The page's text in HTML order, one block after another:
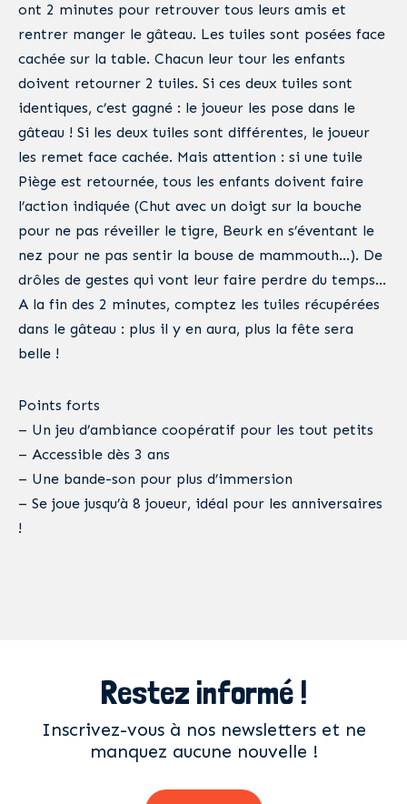
ont 2 minutes pour retrouver tous leurs amis et
rentrer manger le gâteau. Les tuiles sont posées face
cachée sur la table. Chacun leur tour les enfants
doivent retourner 2 tuiles. Si ces deux tuiles sont
identiques, c’est gagné : le joueur les pose dans le
gâteau ! Si les deux tuiles sont différentes, le joueur
les remet face cachée. Mais attention : si une tuile
Piège est retournée, tous les enfants doivent faire
l’action indiquée (Chut avec un doigt sur la bouche
pour ne pas réveiller le tigre, Beurk en s’éventant le
nez pour ne pas sentir la bouse de mammouth…). De
drôles de gestes qui vont leur faire perdre du temps…
A la fin des 2 minutes, comptez les tuiles récupérées
dans le gâteau : plus il y en aura, plus la fête sera
belle !
Points forts
– Un jeu d’ambiance coopératif pour les tout petits
– Accessible dès 3 ans
– Une bande-son pour plus d’immersion
– Se joue jusqu’à 8 joueur, idéal pour les anniversaires
!
Restez informé !
Inscrivez-vous à nos newsletters et ne
manquez aucune nouvelle !